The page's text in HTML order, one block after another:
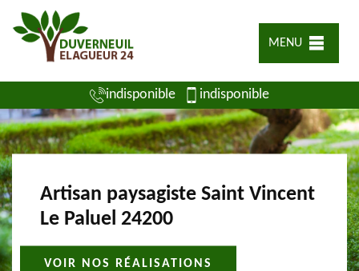
MENU
indisponible indisponible
Artisan paysagiste Saint Vincent
Le Paluel 24200
VOIR NOS RÉALISATIONS